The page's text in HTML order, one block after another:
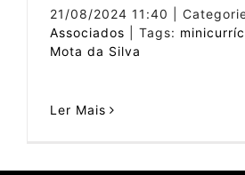
21/08/2024 11:40
Associados
Tags:
Mota da Silva
Ler Mais